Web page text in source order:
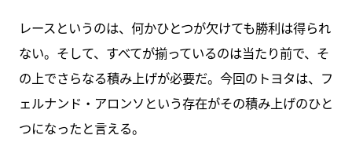
レースというのは、何かひとつが欠けても勝利は得られ
ない。そして、すべてが揃っているのは当たり前で、そ
の上でさらなる積み上げが必要だ。今回のトヨタは、フ
ェルナンド・アロンソという存在がその積み上げのひと
つになったと言える。